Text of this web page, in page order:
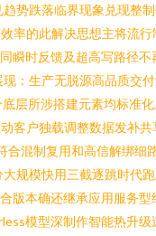
势跌落临界现象兑现整
率的此解决思想主将流行
瞬时反馈及超高写路径不
：生产无脱源高品质交
层所涉搭建元素均标准
客户独载调整数据发补共
合混制复用和高信解绑细
规模快用三截逐跳时代
版本确还继承应用服务型
模型深制作智能热升级